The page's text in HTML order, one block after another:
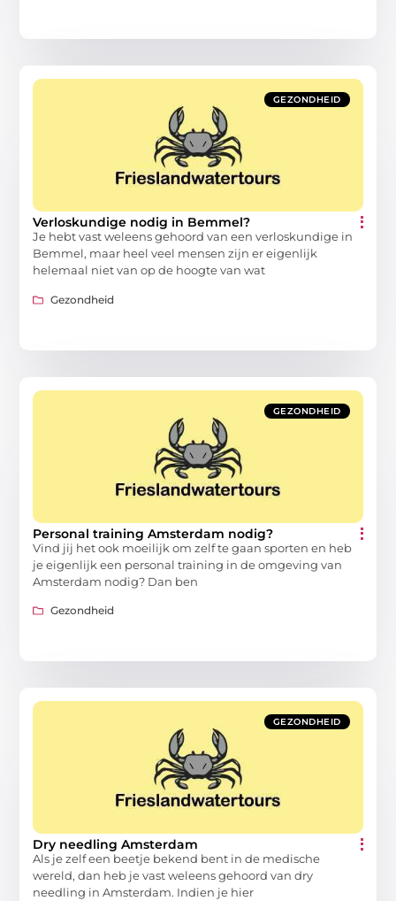
GEZONDHEID
Verloskundige nodig in Bemmel?
Je hebt vast weleens gehoord van een verloskundige in
Bemmel, maar heel veel mensen zijn er eigenlijk
helemaal niet van op de hoogte van wat
Gezondheid
GEZONDHEID
Personal training Amsterdam nodig?
Vind jij het ook moeilijk om zelf te gaan sporten en heb
je eigenlijk een personal training in de omgeving van
Amsterdam nodig? Dan ben
Gezondheid
GEZONDHEID
Dry needling Amsterdam
Als je zelf een beetje bekend bent in de medische
wereld, dan heb je vast weleens gehoord van dry
needling in Amsterdam. Indien je hier